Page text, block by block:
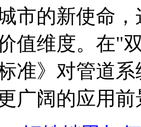
市的新使命
值维度。在"
准》对管道
广阔的应用前